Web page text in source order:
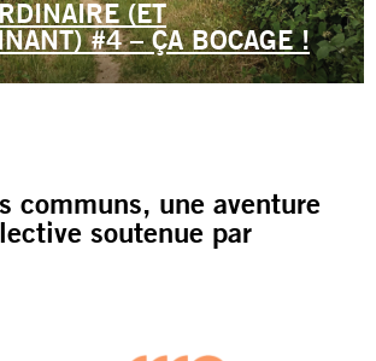
(ET
#4 – ÇA BOCAGE !
communs, une aventure
soutenue par